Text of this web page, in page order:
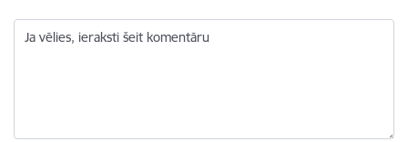
Ja vēlies, ieraksti šeit komentāru